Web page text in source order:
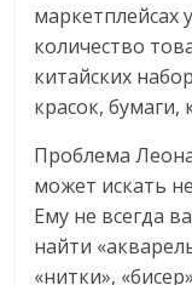
маркетплейсах
количество
китайских
красок, бумаги,
Проблема
может искать
Ему не всегда
найти
«нитки»,